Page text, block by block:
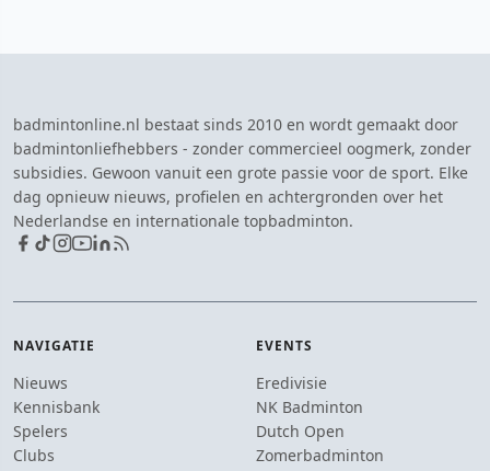
badmintonline.nl bestaat sinds 2010 en wordt gemaakt door
badmintonliefhebbers - zonder commercieel oogmerk, zonder
subsidies. Gewoon vanuit een grote passie voor de sport. Elke
dag opnieuw nieuws, profielen en achtergronden over het
Nederlandse en internationale topbadminton.
NAVIGATIE
Nieuws
Kennisbank
Spelers
Clubs
EVENTS
Eredivisie
NK Badminton
Dutch Open
Zomerbadminton